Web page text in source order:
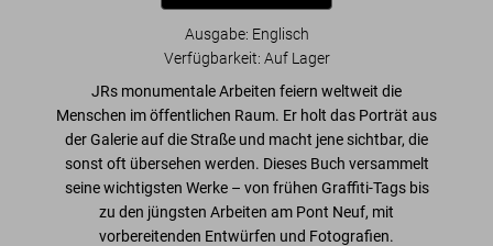
Ausgabe: Englisch
Verfügbarkeit: Auf Lager
JRs monumentale Arbeiten feiern weltweit die
Menschen im öffentlichen Raum. Er holt das Porträt aus
der Galerie auf die Straße und macht jene sichtbar, die
sonst oft übersehen werden. Dieses Buch versammelt
seine wichtigsten Werke – von frühen Graffiti-Tags bis
zu den jüngsten Arbeiten am Pont Neuf, mit
vorbereitenden Entwürfen und Fotografien.